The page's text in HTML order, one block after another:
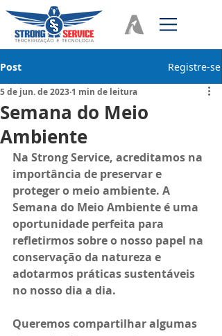
Post Registre-se
Semana do Meio
Ambiente
5 de jun. de 2023 1 min de leitura
Na Strong Service, acreditamos na
importância de preservar e
proteger o meio ambiente. A
Semana do Meio Ambiente é uma
oportunidade perfeita para
refletirmos sobre o nosso papel na
conservação da natureza e
adotarmos práticas sustentáveis
no nosso dia a dia.
Queremos compartilhar algumas